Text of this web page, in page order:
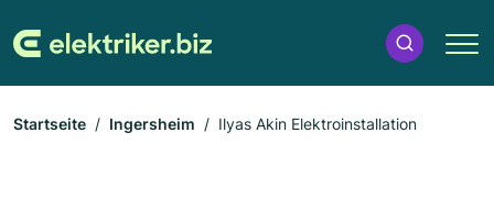
Startseite Ingersheim Ilyas Akin Elektroinstallation